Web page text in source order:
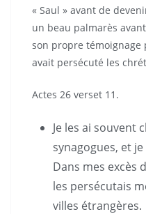
« Saul » avant de
un beau palmarès
son propre
avait persécuté les
Actes 26 verset 11.
Je les ai souvent
synagogues, et
Dans mes excès
les persécutais
villes étrangères.